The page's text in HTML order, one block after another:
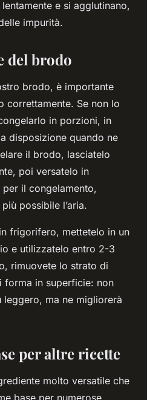
e si agglutinano,
impurità.
del brodo
brodo, è importante
correttamente. Se non lo
in porzioni, in
disposizione quando ne
il brodo, lasciatelo
poi versatelo in
il congelamento,
possibile l’aria.
frigorifero, mettetelo in un
e utilizzatelo entro 2-3
rimuovete lo strato di
forma in superficie: non
ma ne migliorerà
per altre ricette
molto versatile che